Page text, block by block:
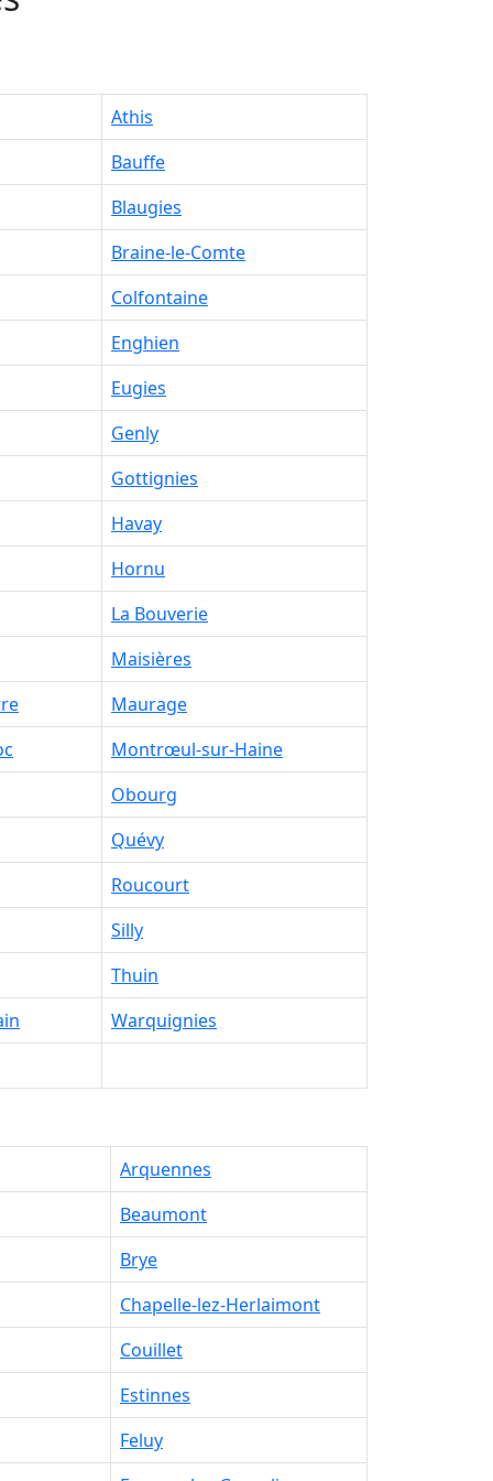
Athis
Bauffe
Blaugies
Braine-le-Comte
Colfontaine
Enghien
Eugies
Genly
Gottignies
Havay
Hornu
La Bouverie
Maisières
Maurage
Montrœul-sur-Haine
Obourg
Quévy
Roucourt
Silly
Thuin
Warquignies
Arquennes
Beaumont
Brye
Chapelle-lez-Herlaimont
Couillet
Estinnes
Feluy